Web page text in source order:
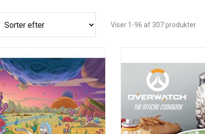
Viser 1-96 af 307 produkter